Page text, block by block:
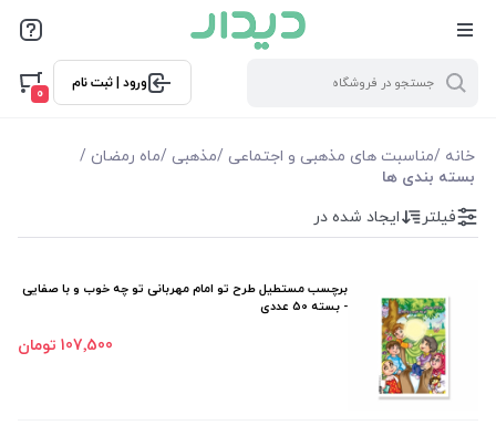
ورود | ثبت نام
0
خانه /مناسبت های مذهبی و اجتماعی /مذهبی /ماه رمضان /
بسته بندی ها
فیلتر بر اساس قیمت
فیلترها
نمایش همه محصولات
فیلتر ایجاد شده در
برچسب مستطیل طرح تو امام مهربانی تو چه خوب و با صفایی
- بسته 50 عددی
107٬500 تومان